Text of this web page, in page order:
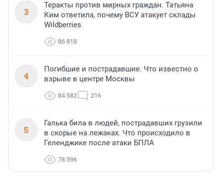
3
Теракты против мирных граждан. Татьяна
Ким ответила, почему ВСУ атакует склады
Wildberries
86 818
4
Погибшие и пострадавшие. Что известно о
взрыве в центре Москвы
84 582 216
5
Галька била в людей, пострадавших грузили
в скорые на лежаках. Что происходило в
Геленджике после атаки БПЛА
78 596